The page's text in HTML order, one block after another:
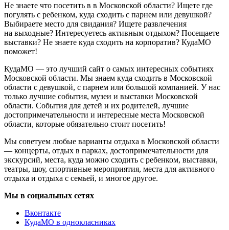
Не знаете что посетить в в Московской области? Ищете где
погулять с ребенком, куда сходить с парнем или девушкой?
Выбираете место для свидания? Ищете развлечения
на выходные? Интересуетесь активным отдыхом? Посещаете
выставки? Не знаете куда сходить на корпоратив? КудаМО
поможет!
КудаМО — это лучший сайт о самых интересных событиях
Московской области. Мы знаем куда сходить в Московской
области с девушкой, с парнем или большой компанией. У нас
только лучшие события, музеи и выставки Московской
области. События для детей и их родителей, лучшие
достопримечательности и интересные места Московской
области, которые обязательно стоит посетить!
Мы советуем любые варианты отдыха в Московской области
— концерты, отдых в парках, достопримечательности для
экскурсий, места, куда можно сходить с ребенком, выставки,
театры, шоу, спортивные мероприятия, места для активного
отдыха и отдыха с семьей, и многое другое.
Мы в социальных сетях
Вконтакте
КудаМО в однокласниках